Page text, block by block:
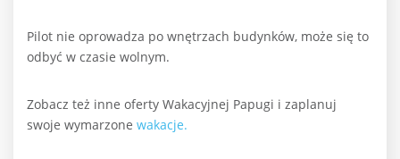
Pilot nie oprowadza po wnętrzach budynków, może się to
odbyć w czasie wolnym.
Zobacz też inne oferty Wakacyjnej Papugi i zaplanuj
swoje wymarzone wakacje.